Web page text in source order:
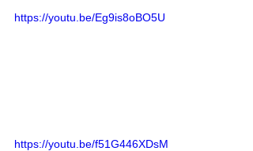
https://youtu.be/Eg9is8oBO5U
https://youtu.be/f51G446XDsM